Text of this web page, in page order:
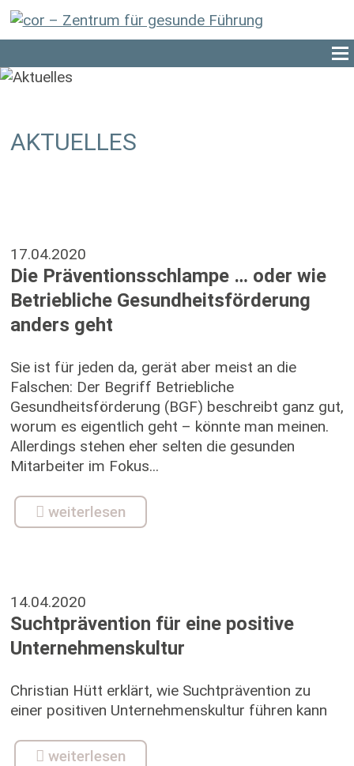
AKTUELLES
17.04.2020
Die Präventionsschlampe … oder wie
Betriebliche Gesundheitsförderung
anders geht
Sie ist für jeden da, gerät aber meist an die
Falschen: Der Begriff Betriebliche
Gesundheitsförderung (BGF) beschreibt ganz gut,
worum es eigentlich geht – könnte man meinen.
Allerdings stehen eher selten die gesunden
Mitarbeiter im Fokus...
weiterlesen
14.04.2020
Suchtprävention für eine positive
Unternehmenskultur
Christian Hütt erklärt, wie Suchtprävention zu
einer positiven Unternehmenskultur führen kann
weiterlesen